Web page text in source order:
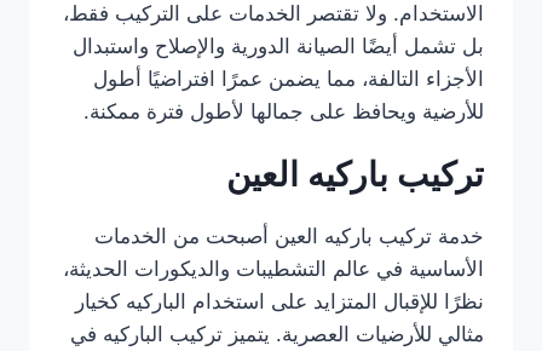
الاستخدام. ولا تقتصر الخدمات على التركيب فقط،
بل تشمل أيضًا الصيانة الدورية والإصلاح واستبدال
الأجزاء التالفة، مما يضمن عمرًا افتراضيًا أطول
للأرضية ويحافظ على جمالها لأطول فترة ممكنة.
تركيب باركيه العين
خدمة تركيب باركيه العين أصبحت من الخدمات
الأساسية في عالم التشطيبات والديكورات الحديثة،
نظرًا للإقبال المتزايد على استخدام الباركيه كخيار
مثالي للأرضيات العصرية. يتميز تركيب الباركيه في